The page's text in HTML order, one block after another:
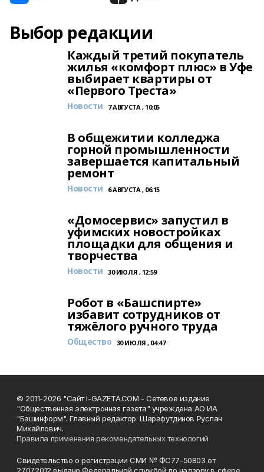
Выбор редакции
Каждый третий покупатель
жилья «комфорт плюс» в Уфе
выбирает квартиры от
«Первого Треста»
Новости 7 АВГУСТА , 10:05
В общежитии колледжа
горной промышленности
завершается капитальный
ремонт
Новости 6 АВГУСТА , 06:15
«Домосервис» запустил в
уфимских новостройках
площадки для общения и
творчества
Новости 30 ИЮЛЯ , 12:59
Робот в «Башспирте»
избавит сотрудников от
тяжёлого ручного труда
Общество 30 ИЮЛЯ , 04:47
© 2011-2026 "Сайт I-GAZETA.COM - Сетевое издание
"Общественная электронная газета" учреждена АО ИА
"Башинформ". Главный редактор: Шарафутдинов Руслан
Михайлович.
Правила применения рекомендательных технологий
Свидетельство о регистрации СМИ № ФС77-50803 от